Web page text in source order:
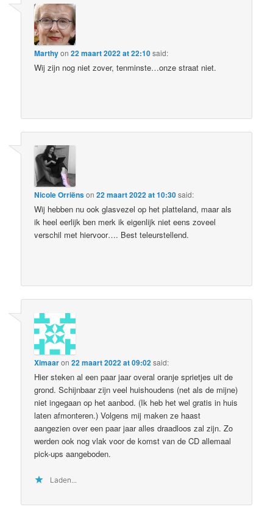
Marthyon22 maart 2022 at 22:10said:
Wij zijn nog niet zover, tenminste…onze straat niet.
Nicole Orriënson22 maart 2022 at 10:30said:
Wij hebben nu ook glasvezel op het platteland, maar als
ik heel eerlijk ben merk ik eigenlijk niet eens zoveel
verschil met hiervoor…. Best teleurstellend.
Ximaaron22 maart 2022 at 09:02said:
Hier steken al een paar jaar overal oranje sprietjes uit de
grond. Schijnbaar zijn veel huishoudens (net als de mijne)
niet ingegaan op het aanbod. (Ik heb het wel gratis in huis
laten afmonteren.) Volgens mij maken ze haast
aangezien over een paar jaar alles draadloos zal zijn. Zo
werden ook nog vlak voor de komst van de CD allemaal
pick-ups aangeboden.
Laden...